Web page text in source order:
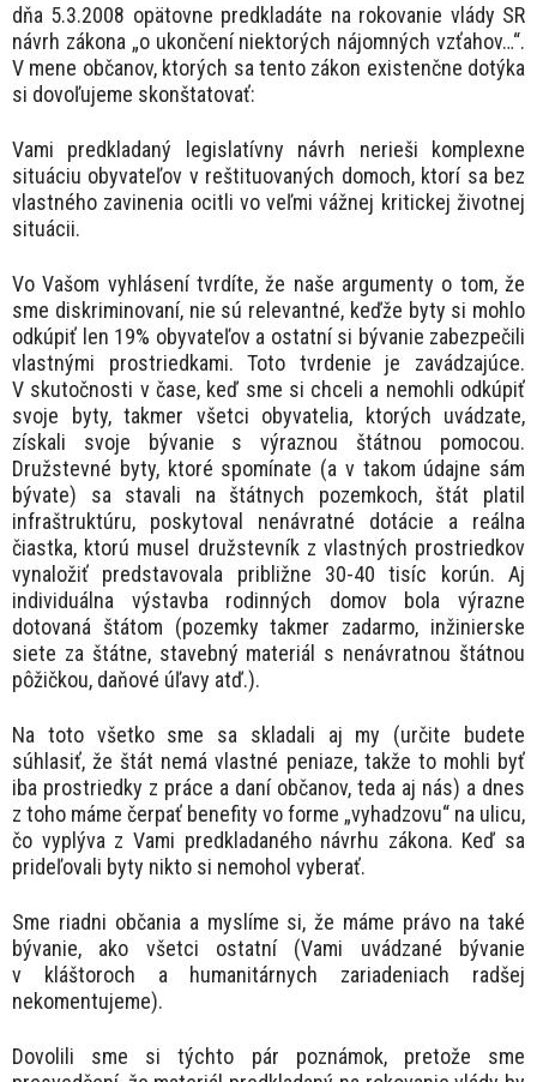
dňa 5.3.2008 opätovne predkladáte na rokovanie vlády SR
návrh zákona „o ukončení niektorých nájomných vzťahov…“.
V mene občanov, ktorých sa tento zákon existenčne dotýka
si dovoľujeme skonštatovať:
Vami predkladaný legislatívny návrh nerieši komplexne
situáciu obyvateľov v reštituovaných domoch, ktorí sa bez
vlastného zavinenia ocitli vo veľmi vážnej kritickej životnej
situácii.
Vo Vašom vyhlásení tvrdíte, že naše argumenty o tom, že
sme diskriminovaní, nie sú relevantné, keďže byty si mohlo
odkúpiť len 19% obyvateľov a ostatní si bývanie zabezpečili
vlastnými prostriedkami. Toto tvrdenie je zavádzajúce.
V skutočnosti v čase, keď sme si chceli a nemohli odkúpiť
svoje byty, takmer všetci obyvatelia, ktorých uvádzate,
získali svoje bývanie s výraznou štátnou pomocou.
Družstevné byty, ktoré spomínate (a v takom údajne sám
bývate) sa stavali na štátnych pozemkoch, štát platil
infraštruktúru, poskytoval nenávratné dotácie a reálna
čiastka, ktorú musel družstevník z vlastných prostriedkov
vynaložiť predstavovala približne 30-40 tisíc korún. Aj
individuálna výstavba rodinných domov bola výrazne
dotovaná štátom (pozemky takmer zadarmo, inžinierske
siete za štátne, stavebný materiál s nenávratnou štátnou
pôžičkou, daňové úľavy atď.).
Na toto všetko sme sa skladali aj my (určite budete
súhlasiť, že štát nemá vlastné peniaze, takže to mohli byť
iba prostriedky z práce a daní občanov, teda aj nás) a dnes
z toho máme čerpať benefity vo forme „vyhadzovu“ na ulicu,
čo vyplýva z Vami predkladaného návrhu zákona. Keď sa
prideľovali byty nikto si nemohol vyberať.
Sme riadni občania a myslíme si, že máme právo na také
bývanie, ako všetci ostatní (Vami uvádzané bývanie
v kláštoroch a humanitárnych zariadeniach radšej
nekomentujeme).
Dovolili sme si týchto pár poznámok, pretože sme